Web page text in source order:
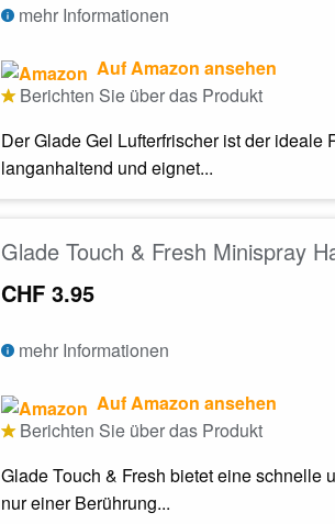
mehr Informationen
Auf Amazon ansehen
Berichten Sie über das Produkt
Der Glade Gel Lufterfrischer ist der ideale
langanhaltend und eignet...
Glade Touch & Fresh Minispray
CHF 3.95
mehr Informationen
Auf Amazon ansehen
Berichten Sie über das Produkt
Glade Touch & Fresh bietet eine schnelle
nur einer Berührung...